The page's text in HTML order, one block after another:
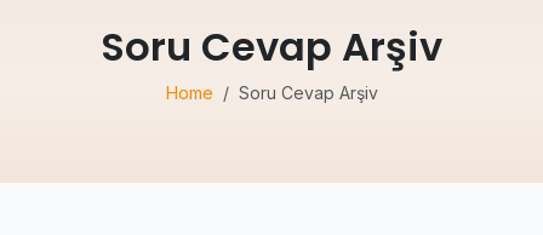
Soru Cevap Arşiv
Home Soru Cevap Arşiv